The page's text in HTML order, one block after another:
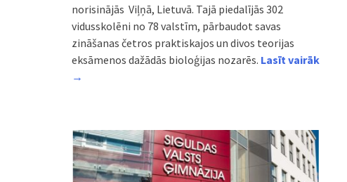
norisinājās Viļņā, Lietuvā. Tajā piedalījās 302
vidusskolēni no 78 valstīm, pārbaudot savas
zināšanas četros praktiskajos un divos teorijas
eksāmenos dažādās bioloģijas nozarēs. Lasīt vairāk
→